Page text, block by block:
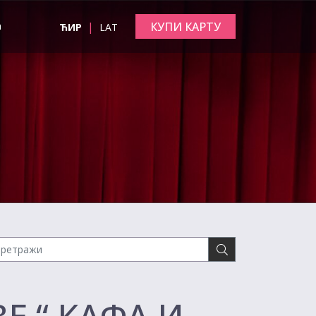
ЋИР | LAT КУПИ КАРТУ